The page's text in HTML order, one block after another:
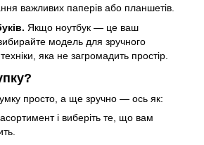
важливих паперів або планшетів.
Якщо ноутбук — це ваш
модель для зручного
яка не загромадить простір.
просто, а ще зручно — ось як:
і виберіть те, що вам